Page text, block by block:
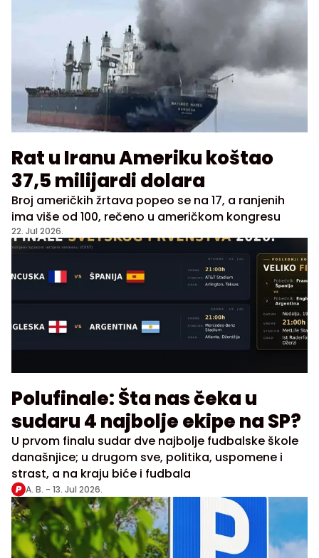
Rat u Iranu Ameriku koštao
37,5 milijardi dolara
Broj američkih žrtava popeo se na 17, a ranjenih
ima više od 100, rečeno u američkom kongresu
22. Jul 2026.
Polufinale: Šta nas čeka u
sudaru 4 najbolje ekipe na SP?
U prvom finalu sudar dve najbolje fudbalske škole
današnjice; u drugom sve, politika, uspomene i
strast, a na kraju biće i fudbala
A. B. - 13. Jul 2026.